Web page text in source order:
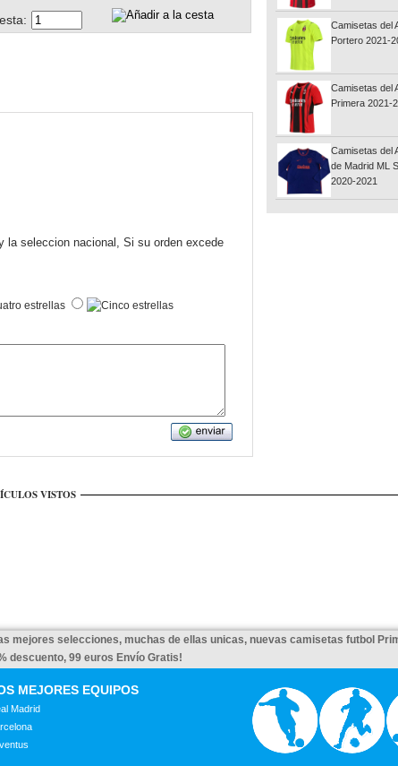
seleccion nacional, Si su orden excede
Camisetas del
Portero 2021-
Camisetas del
Primera 2021-
Camisetas del
de Madrid ML
2020-2021
VISTOS
mejores selecciones, muchas de ellas unicas, nuevas camisetas futbol
descuento, 99 euros Envío Gratis!
MEJORES EQUIPOS
Madrid